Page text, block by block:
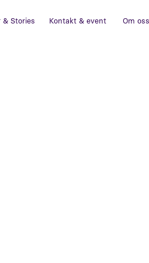
& Stories Kontakt & event Om